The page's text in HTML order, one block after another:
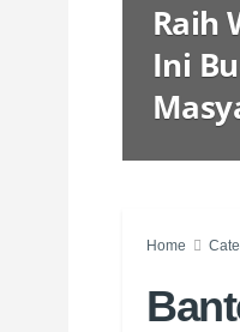
Raih
Ini
Home